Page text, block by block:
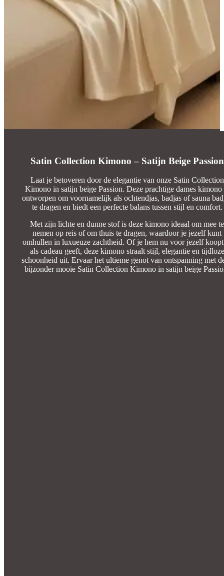
Satin Collection Kimono – Satijn Beige Passion
Laat je betoveren door de elegantie van onze Satin Collection
Kimono in satijn beige Passion. Deze prachtige dames kimono
ontworpen om voornamelijk als ochtendjas, badjas of sauna
te dragen en biedt een perfecte balans tussen stijl en comfort.
Met zijn lichte en dunne stof is deze kimono ideaal om mee te
nemen op reis of om thuis te dragen, waardoor je jezelf kunt
omhullen in luxueuze zachtheid. Of je hem nu voor jezelf
als cadeau geeft, deze kimono straalt stijl, elegantie en tijdloze
schoonheid uit. Ervaar het ultieme genot van ontspanning met
bijzonder mooie Satin Collection Kimono in satijn beige